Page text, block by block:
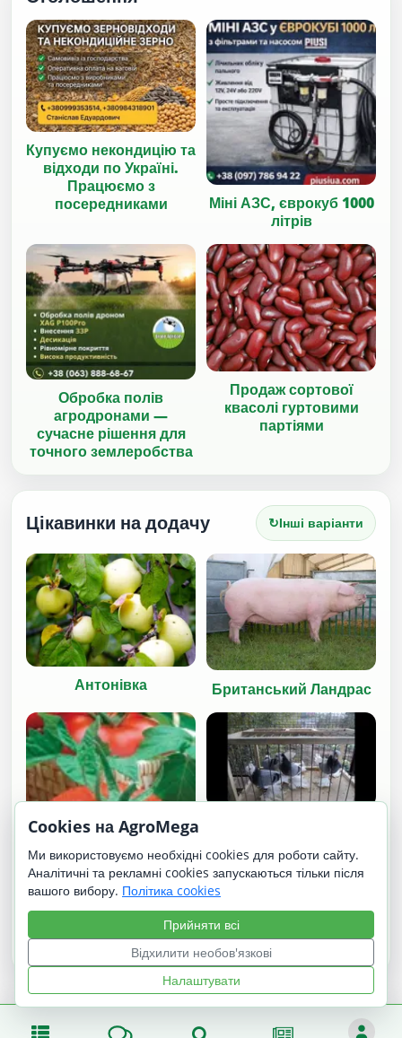
Купуємо некондицію та
відходи по Україні.
Працюємо з
посередниками
Міні АЗС, єврокуб 1000
літрів
Обробка полів
агродронами —
сучасне рішення для
точного землеробства
Продаж сортової
квасолі гуртовими
партіями
Цікавинки на додачу ↻Інші варіанти
Антонівка Британський Ландрас
Хубаль / Hubal
Cookies на AgroMega
Ми використовуємо необхідні cookies для роботи сайту.
Аналітичні та рекламні cookies запускаються тільки після
вашого вибору. Політика cookies
Прийняти всі
Відхилити необов'язкові
Налаштувати